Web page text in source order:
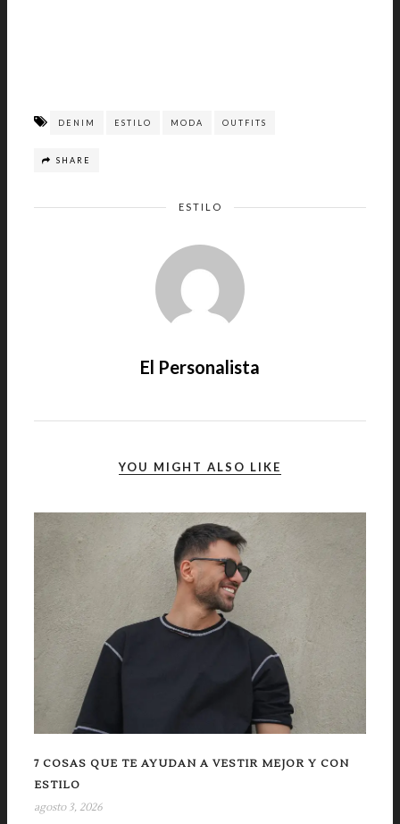
DENIM ESTILO MODA OUTFITS
SHARE
ESTILO
El Personalista
YOU MIGHT ALSO LIKE
7 COSAS QUE TE AYUDAN A VESTIR MEJOR Y CON
ESTILO
agosto 3, 2026